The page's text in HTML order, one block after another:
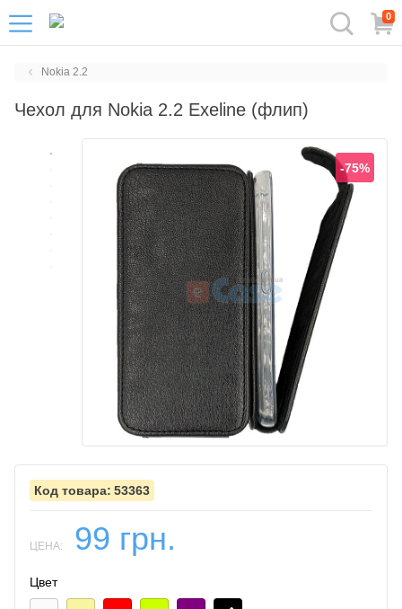
0
Nokia 2.2
Чехол для Nokia 2.2 Exeline (флип)
-75%
53363
ЦЕНА: 99 грн.
Цвет